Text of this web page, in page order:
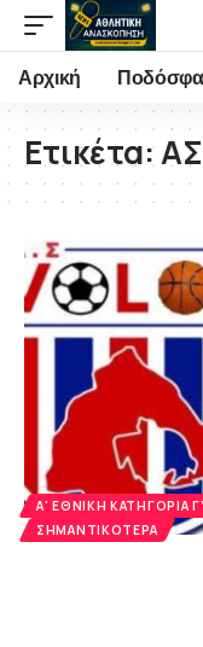
Αρχική
Ετικέτα:
Α' ΕΘΝΙΚΉ ΚΑΤΗΓΟΡΊΑ
ΣΗΜΑΝΤΙΚΌΤΕΡΑ